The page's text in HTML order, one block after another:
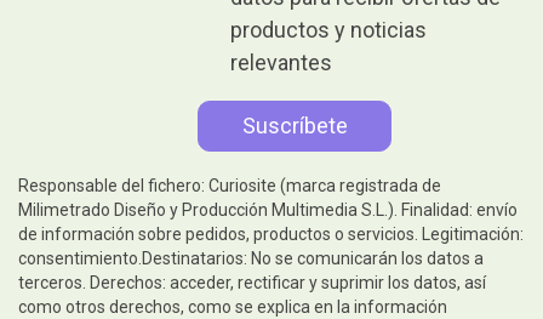
productos y noticias
relevantes
Responsable del fichero: Curiosite (marca registrada de
Milimetrado Diseño y Producción Multimedia S.L.). Finalidad: envío
de información sobre pedidos, productos o servicios. Legitimación:
consentimiento.Destinatarios: No se comunicarán los datos a
terceros. Derechos: acceder, rectificar y suprimir los datos, así
como otros derechos, como se explica en la información